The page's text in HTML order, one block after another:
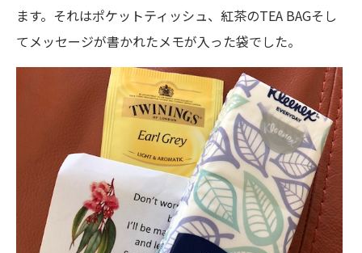
ます。それはポケットティッシュ、紅茶のTEA BAGそし
てメッセージが書かれたメモが入った袋でした。